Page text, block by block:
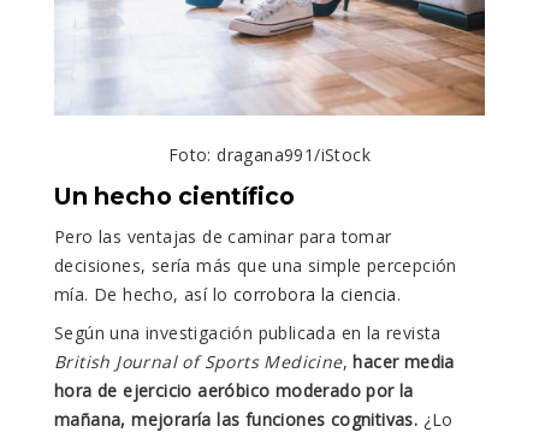
Foto: dragana991/iStock
Un hecho científico
Pero las ventajas de caminar para tomar
decisiones, sería más que una simple percepción
mía. De hecho, así lo corrobora la ciencia.
Según una investigación publicada en la revista
British Journal of Sports Medicine,hacer media
hora de ejercicio aeróbico moderado por la
mañana, mejoraría las funciones cognitivas. ¿Lo